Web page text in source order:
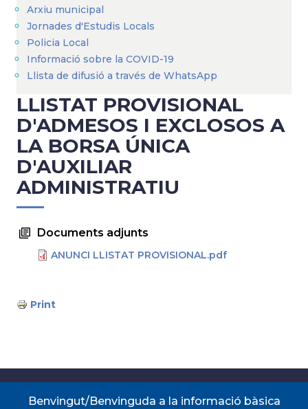
Arxiu municipal
Jornades d'Estudis Locals
Policia Local
Informació sobre la COVID-19
Llista de difusió a través de WhatsApp
LLISTAT PROVISIONAL
D'ADMESOS I EXCLOSOS A
LA BORSA ÚNICA
D'AUXILIAR
ADMINISTRATIU
Documents adjunts
ANUNCI LLISTAT PROVISIONAL.pdf
Print
Accessos directes
Benvingut/Benvinguda a la informació bàsica